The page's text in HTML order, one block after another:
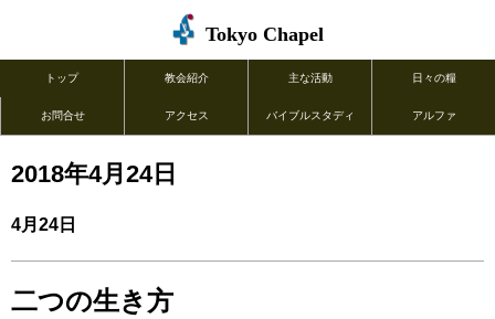
Tokyo Chapel
トップ 教会紹介 主な活動 日々の糧
お問合せ アクセス バイブルスタディ アルファ
2018年4月24日
4月24日
二つの生き方